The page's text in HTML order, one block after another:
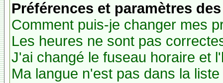
Préférences et paramètres
Comment puis-je changer mes
Les heures ne sont pas
J'ai changé le fuseau horaire et
Ma langue n'est pas dans la liste